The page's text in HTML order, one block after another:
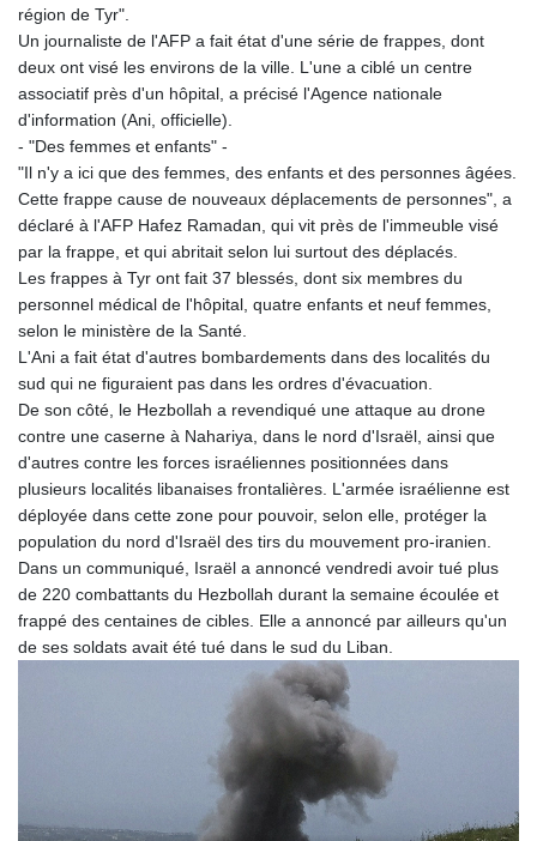
région de Tyr".
Un journaliste de l'AFP a fait état d'une série de frappes, dont
deux ont visé les environs de la ville. L'une a ciblé un centre
associatif près d'un hôpital, a précisé l'Agence nationale
d'information (Ani, officielle).
- "Des femmes et enfants" -
"Il n'y a ici que des femmes, des enfants et des personnes âgées.
Cette frappe cause de nouveaux déplacements de personnes", a
déclaré à l'AFP Hafez Ramadan, qui vit près de l'immeuble visé
par la frappe, et qui abritait selon lui surtout des déplacés.
Les frappes à Tyr ont fait 37 blessés, dont six membres du
personnel médical de l'hôpital, quatre enfants et neuf femmes,
selon le ministère de la Santé.
L'Ani a fait état d'autres bombardements dans des localités du
sud qui ne figuraient pas dans les ordres d'évacuation.
De son côté, le Hezbollah a revendiqué une attaque au drone
contre une caserne à Nahariya, dans le nord d'Israël, ainsi que
d'autres contre les forces israéliennes positionnées dans
plusieurs localités libanaises frontalières. L'armée israélienne est
déployée dans cette zone pour pouvoir, selon elle, protéger la
population du nord d'Israël des tirs du mouvement pro-iranien.
Dans un communiqué, Israël a annoncé vendredi avoir tué plus
de 220 combattants du Hezbollah durant la semaine écoulée et
frappé des centaines de cibles. Elle a annoncé par ailleurs qu'un
de ses soldats avait été tué dans le sud du Liban.